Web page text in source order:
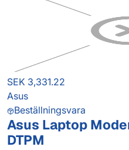
SEK 3,331.22
Asus
Beställningsvara
Asus Laptop
DTPM